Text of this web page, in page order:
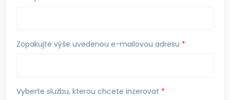
Zopakujte výše uvedenou e-mailovou adresu *
Vyberte službu, kterou chcete inzerovat *